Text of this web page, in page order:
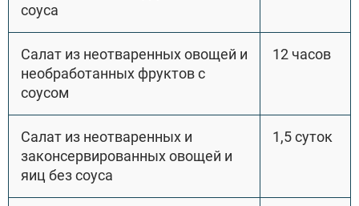
соуса
Салат из неотваренных овощей и
необработанных фруктов с
соусом
12 часов
Салат из неотваренных и
законсервированных овощей и
яиц без соуса
1,5 суток